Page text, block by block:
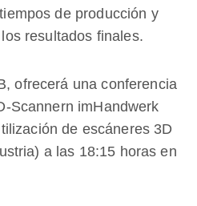
de producción y
resultados finales.
ofrecerá una conferencia
Scannern imHandwerk
de escáneres 3D
a las 18:15 horas en